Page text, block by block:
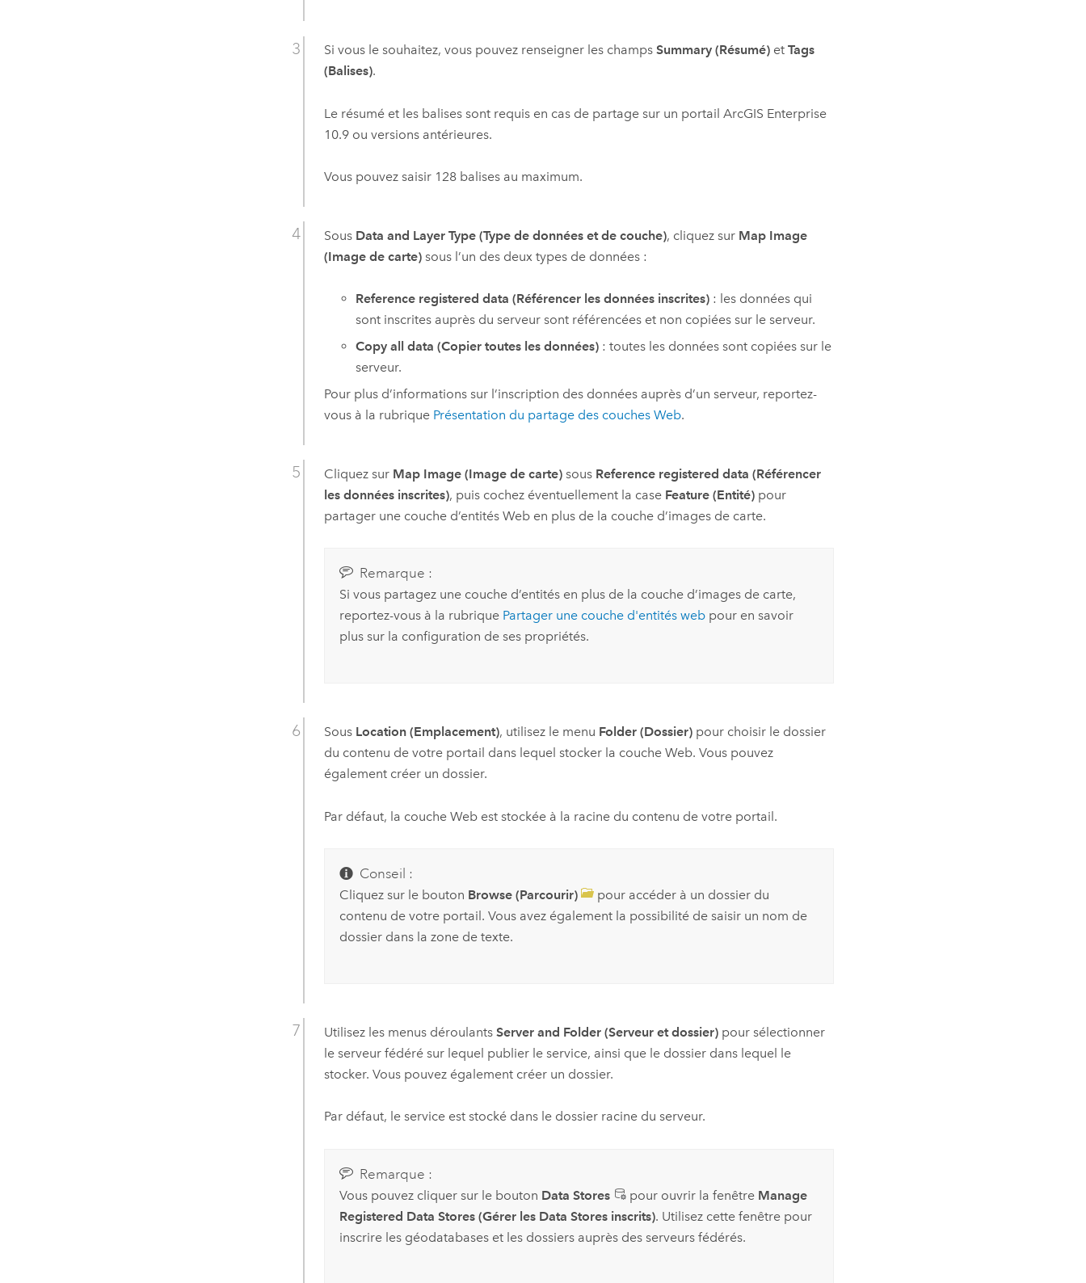
Si vous le souhaitez, vous pouvez renseigner les champsSummary (Résumé) etTags
(Balises).
Le résumé et les balises sont requis en cas de partage sur un portailArcGIS Enterprise
10.9 ou versions antérieures.
Vous pouvez saisir 128 balises au maximum.
Sous Data and Layer Type (Type de données et de couche), cliquez sur Map Image
(Image de carte) sous l’un des deux types de données :
Reference registered data (Référencer les données inscrites): les données qui
sont inscrites auprès du serveur sont référencées et non copiées sur le serveur.
Copy all data (Copier toutes les données): toutes les données sont copiées sur le
serveur.
Pour plus d’informations sur l’inscription des données auprès d’un serveur, reportez-
vous à la rubrique Présentation du partage des couches Web.
Cliquez sur Map Image (Image de carte) sous Reference registered data (Référencer
les données inscrites), puis cochez éventuellement la case Feature (Entité) pour
partager une couche d’entités Web en plus de la couche d’images de carte.
Remarque :
Si vous partagez une couche d’entités en plus de la couche d’images de carte,
reportez-vous à la rubrique Partager une couche d'entités webpour en savoir
plus sur la configuration de ses propriétés.
Sous Location (Emplacement), utilisez le menu Folder (Dossier) pour choisir le dossier
du contenu de votre portail dans lequel stocker la couche Web. Vous pouvez
également créer un dossier.
Par défaut, la couche Web est stockée à la racine du contenu de votre portail.
Conseil :
Cliquez sur le bouton Browse (Parcourir)
pour accéder à un dossier du
contenu de votre portail. Vous avez également la possibilité de saisir un nom de
dossier dans la zone de texte.
Utilisez les menus déroulantsServer and Folder (Serveur et dossier) pour sélectionner
le serveur fédéré sur lequel publier le service, ainsi que le dossier dans lequel le
stocker. Vous pouvez également créer un dossier.
Par défaut, le service est stocké dans le dossier racine du serveur.
Remarque :
Vous pouvez cliquer sur le bouton Data Stores pour ouvrir la fenêtre Manage
Registered Data Stores (Gérer les Data Stores inscrits). Utilisez cette fenêtre pour
inscrire les géodatabases et les dossiers auprès des serveurs fédérés.